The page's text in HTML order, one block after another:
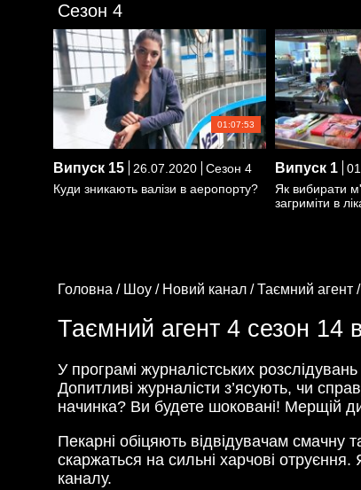
Сезон 4
01:07:53
Випуск 15 26.07.2020
Сезон 4
Куди зникають валізи в аеропорту?
Випуск 1
Як вибирати
загриміти в
Головна / Шоу / Новий канал /Таємний агент /
Таємний агент 4 сезон 14
У програмі журналістських розслідувань
Допитливі журналісти з’ясують, чи
начинка? Ви будете шоковані! Мерщій
Пекарні обіцяють відвідувачам смачну
скаржаться на сильні харчові
каналу.